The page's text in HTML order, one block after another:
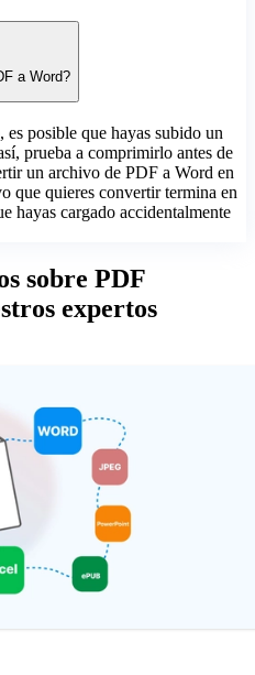
a Word?
posible que hayas subido un
prueba a comprimirlo antes de
un archivo de PDF a Word en
que quieres convertir termina en
hayas cargado accidentalmente
sobre PDF
expertos